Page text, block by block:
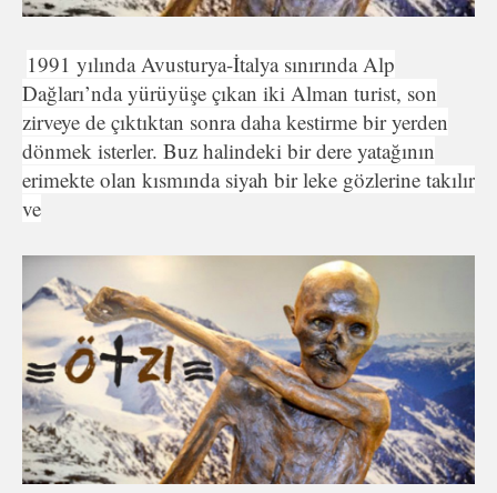
1991 yılında Avusturya-İtalya sınırında Alp
Dağları’nda yürüyüşe çıkan iki Alman turist, son
zirveye de çıktıktan sonra daha kestirme bir yerden
dönmek isterler. Buz halindeki bir dere yatağının
erimekte olan kısmında siyah bir leke gözlerine takılır
ve